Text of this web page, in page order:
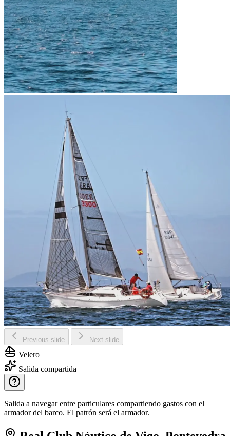
Previous slide Next slide
Velero
Salida compartida
Salida a navegar entre particulares compartiendo gastos con el
armador del barco. El patrón será el armador.